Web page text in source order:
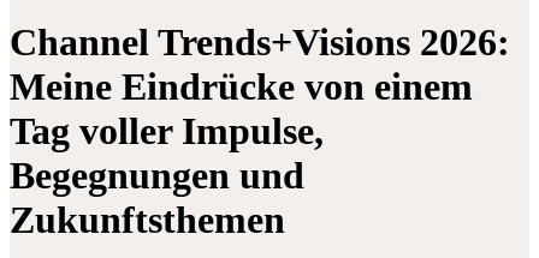
Channel Trends+Visions 2026:
Meine Eindrücke von einem
Tag voller Impulse,
Begegnungen und
Zukunftsthemen